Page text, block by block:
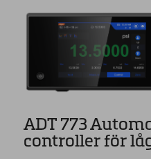
ADT 773
controller för